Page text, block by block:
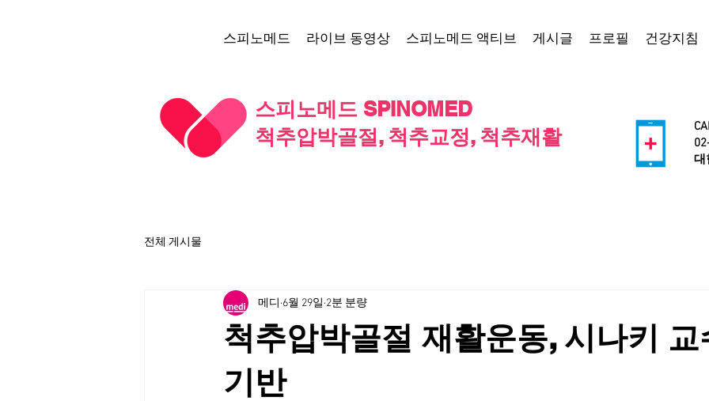
스피노메드 라이브 동영상 스피노메드 액티브 게시글 프로필 건강지침
스피노메드 SPINOMED
척추압박골절, 척추교정, 척추재활
대
전체 게시물
척추압박골절 재활운동, 시나키
기반
메디 6월 29일 2분 분량